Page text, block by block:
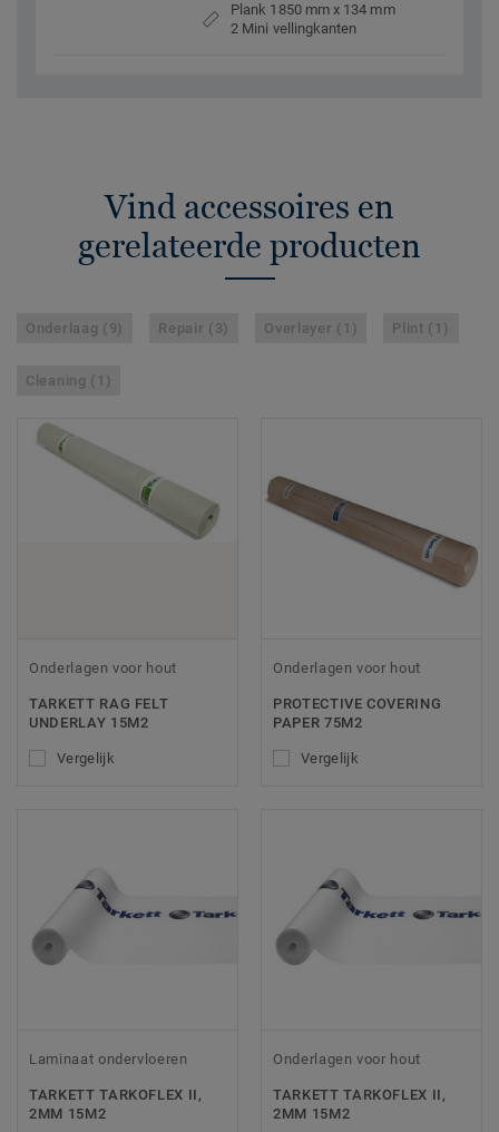
Plank 1850 mm x 134 mm
2 Mini vellingkanten
Vind accessoires en
gerelateerde producten
Onderlaag (9) Repair (3) Overlayer (1) Plint (1)
Cleaning (1)
Onderlagen voor hout
TARKETT RAG FELT
UNDERLAY 15M2
Vergelijk
Onderlagen voor hout
PROTECTIVE COVERING
PAPER 75M2
Vergelijk
Laminaat ondervloeren
TARKETT TARKOFLEX II,
2MM 15M2
Onderlagen voor hout
TARKETT TARKOFLEX II,
2MM 15M2